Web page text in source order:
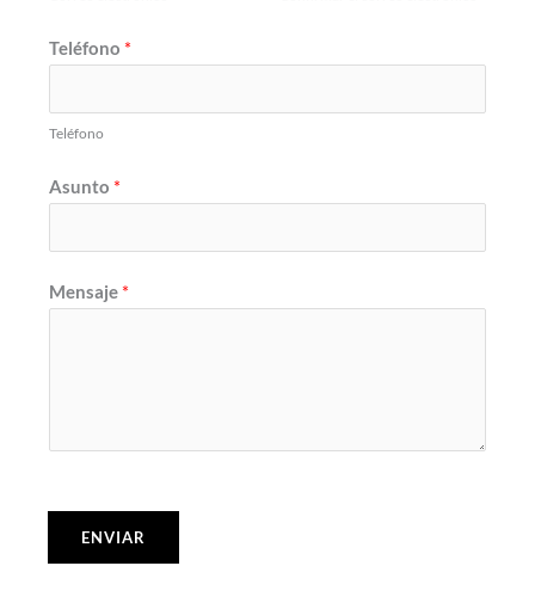
Teléfono *
Teléfono
Asunto *
Mensaje *
ENVIAR